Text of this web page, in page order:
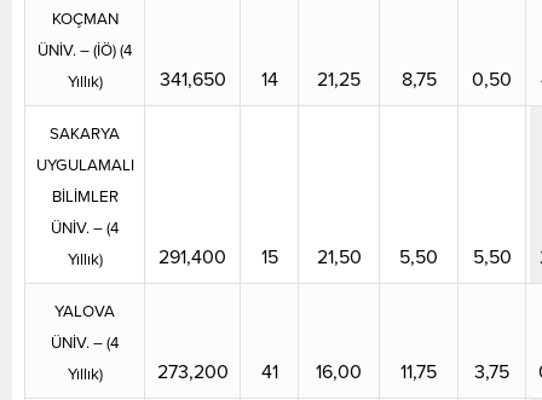
KOÇMAN
ÜNİV. – (İÖ) (4
Yıllık)
341,650 14 21,25 8,75 0,50
SAKARYA
UYGULAMALI
BİLİMLER
ÜNİV. – (4
Yıllık)
291,400 15 21,50 5,50 5,50
YALOVA
ÜNİV. – (4
Yıllık)
273,200 41 16,00 11,75 3,75